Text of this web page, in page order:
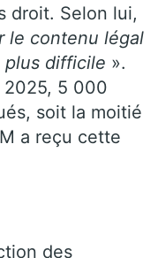
droit. Selon lui,
le contenu légal
plus difficile ».
2025, 5 000
soit la moitié
a reçu cette
des